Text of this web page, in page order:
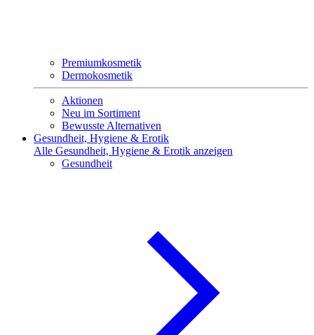
Premiumkosmetik
Dermokosmetik
Aktionen
Neu im Sortiment
Bewusste Alternativen
Gesundheit, Hygiene & Erotik
Alle Gesundheit, Hygiene & Erotik anzeigen
Gesundheit